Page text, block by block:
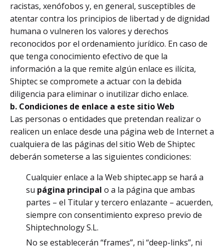
racistas, xenófobos y, en general, susceptibles de
atentar contra los principios de libertad y de dignidad
humana o vulneren los valores y derechos
reconocidos por el ordenamiento jurídico. En caso de
que tenga conocimiento efectivo de que la
información a la que remite algún enlace es ilícita,
Shiptec se compromete a actuar con la debida
diligencia para eliminar o inutilizar dicho enlace.
b. Condiciones de enlace a este sitio Web
Las personas o entidades que pretendan realizar o
realicen un enlace desde una página web de Internet a
cualquiera de las páginas del sitio Web de Shiptec
deberán someterse a las siguientes condiciones:
Cualquier enlace a la Web shiptec.app se hará a
su página principal o a la página que ambas
partes – el Titular y tercero enlazante – acuerden,
siempre con consentimiento expreso previo de
Shiptechnology S.L.
No se establecerán “frames”, ni “deep-links”, ni